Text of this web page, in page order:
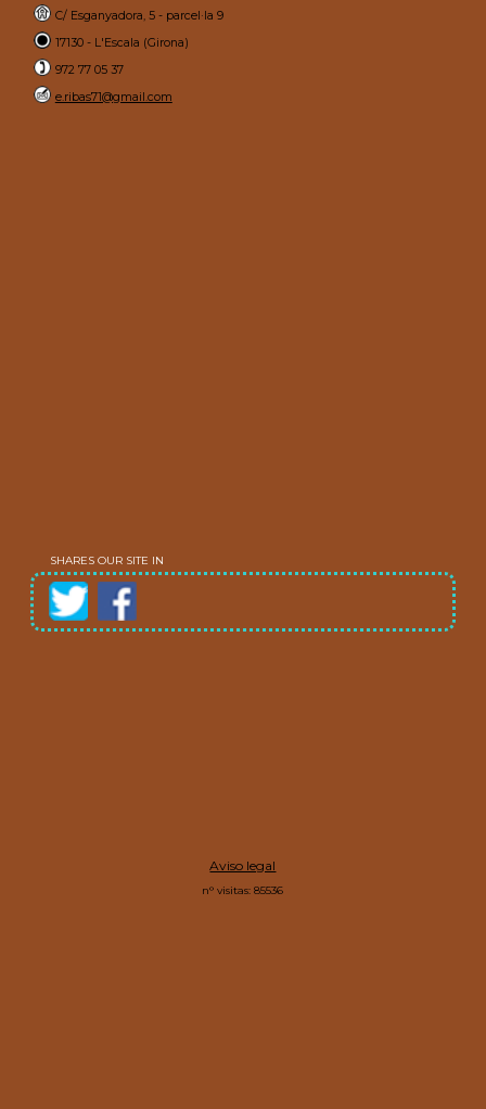
C/ Esganyadora, 5 - parcel·la 9
17130 - L'Escala (Girona)
972 77 05 37
e.ribas71@gmail.com
SHARES OUR SITE IN
Aviso legal
n° visitas: 85536